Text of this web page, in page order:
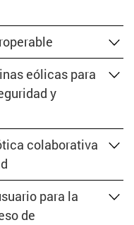
eólicas para
y
colaborativa
para la
de